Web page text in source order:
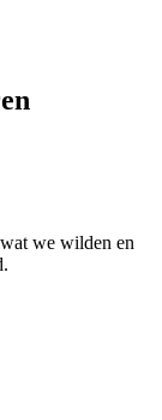
we wilden en